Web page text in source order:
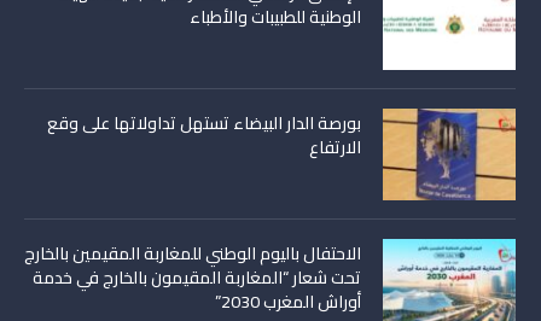
الوطنية للطبيبات والأطباء
بورصة الدار البيضاء تستهل تداولاتها على وقع
الارتفاع
الاحتفال باليوم الوطني للمغاربة المقيمين بالخارج
تحت شعار “المغاربة المقيمون بالخارج في خدمة
أوراش المغرب 2030”